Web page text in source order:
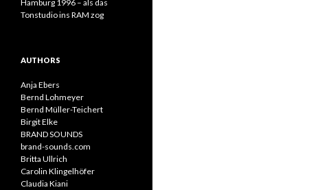
Hamburg 1996 – als das
Tonstudio ins RAM zog
AUTHORS
Anja Ebers
Bernd Lohmeyer
Bernd Müller-Teichert
Birgit Elke
BRAND SOUNDS
brand-sounds.com
Britta Ullrich
Carolin Klingelhöfer
Claudia Kiani